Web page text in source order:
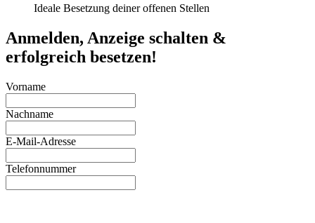
Ideale Besetzung deiner offenen Stellen
Anmelden, Anzeige schalten &
erfolgreich besetzen!
Vorname
Nachname
E-Mail-Adresse
Telefonnummer